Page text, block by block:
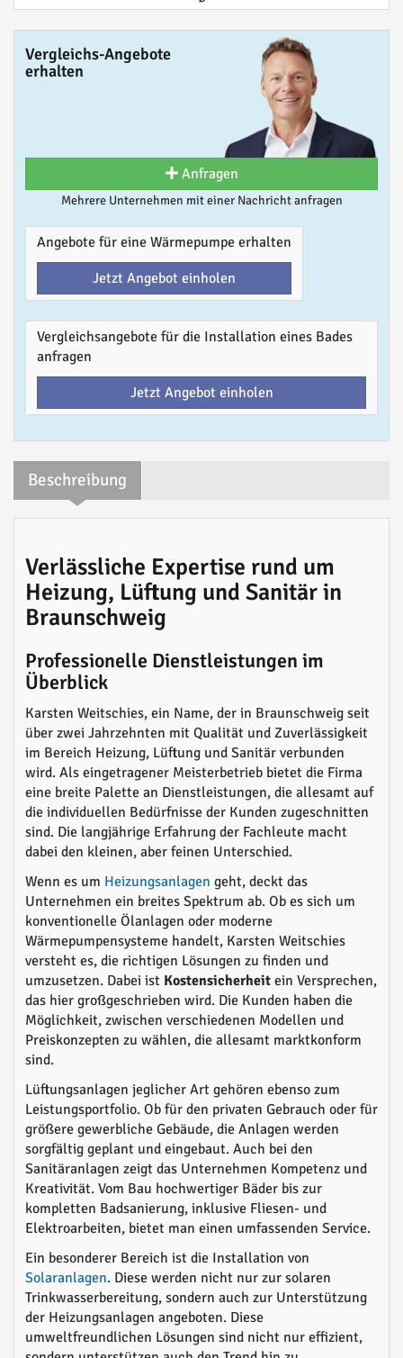
Vergleichs-Angebote
erhalten
Anfragen
Mehrere Unternehmen mit einer Nachricht anfragen
Angebote für eine Wärmepumpe erhalten
Jetzt Angebot einholen
Vergleichsangebote für die Installation eines Bades
anfragen
Jetzt Angebot einholen
Beschreibung
Verlässliche Expertise rund um
Heizung, Lüftung und Sanitär in
Braunschweig
Professionelle Dienstleistungen im
Überblick
Karsten Weitschies, ein Name, der in Braunschweig seit
über zwei Jahrzehnten mit Qualität und Zuverlässigkeit
im Bereich Heizung, Lüftung und Sanitär verbunden
wird. Als eingetragener Meisterbetrieb bietet die Firma
eine breite Palette an Dienstleistungen, die allesamt auf
die individuellen Bedürfnisse der Kunden zugeschnitten
sind. Die langjährige Erfahrung der Fachleute macht
dabei den kleinen, aber feinen Unterschied.
Wenn es um Heizungsanlagen geht, deckt das
Unternehmen ein breites Spektrum ab. Ob es sich um
konventionelle Ölanlagen oder moderne
Wärmepumpensysteme handelt, Karsten Weitschies
versteht es, die richtigen Lösungen zu finden und
umzusetzen. Dabei ist Kostensicherheit ein Versprechen,
das hier großgeschrieben wird. Die Kunden haben die
Möglichkeit, zwischen verschiedenen Modellen und
Preiskonzepten zu wählen, die allesamt marktkonform
sind.
Lüftungsanlagen jeglicher Art gehören ebenso zum
Leistungsportfolio. Ob für den privaten Gebrauch oder für
größere gewerbliche Gebäude, die Anlagen werden
sorgfältig geplant und eingebaut. Auch bei den
Sanitäranlagen zeigt das Unternehmen Kompetenz und
Kreativität. Vom Bau hochwertiger Bäder bis zur
kompletten Badsanierung, inklusive Fliesen- und
Elektroarbeiten, bietet man einen umfassenden Service.
Ein besonderer Bereich ist die Installation von
Solaranlagen. Diese werden nicht nur zur solaren
Trinkwasserbereitung, sondern auch zur Unterstützung
der Heizungsanlagen angeboten. Diese
umweltfreundlichen Lösungen sind nicht nur effizient,